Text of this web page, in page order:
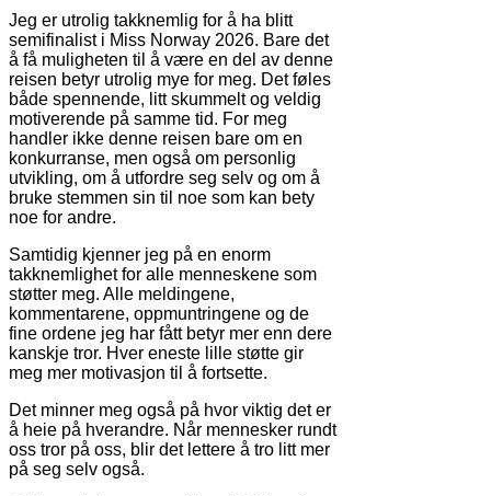
Jeg er utrolig takknemlig for å ha blitt
semifinalist i Miss Norway 2026. Bare det
å få muligheten til å være en del av denne
reisen betyr utrolig mye for meg. Det føles
både spennende, litt skummelt og veldig
motiverende på samme tid. For meg
handler ikke denne reisen bare om en
konkurranse, men også om personlig
utvikling, om å utfordre seg selv og om å
bruke stemmen sin til noe som kan bety
noe for andre.
Samtidig kjenner jeg på en enorm
takknemlighet for alle menneskene som
støtter meg. Alle meldingene,
kommentarene, oppmuntringene og de
fine ordene jeg har fått betyr mer enn dere
kanskje tror. Hver eneste lille støtte gir
meg mer motivasjon til å fortsette.
Det minner meg også på hvor viktig det er
å heie på hverandre. Når mennesker rundt
oss tror på oss, blir det lettere å tro litt mer
på seg selv også.